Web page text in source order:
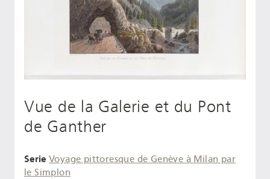
Vue de la Galerie et du Pont
de Ganther
Serie Voyage pittoresque de Genève à Milan par
le Simplon